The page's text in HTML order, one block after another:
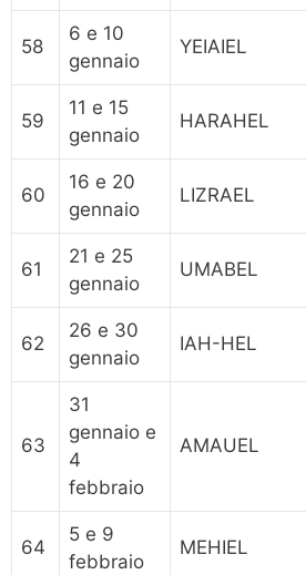
58
6 e 10
gennaio
YEIAIEL
59
11 e 15
gennaio
HARAHEL
60
16 e 20
gennaio
LIZRAEL
61
21 e 25
gennaio
UMABEL
62
26 e 30
gennaio
IAH-HEL
63
31
gennaio e
4
febbraio
AMAUEL
64
5 e 9
febbraio
MEHIEL